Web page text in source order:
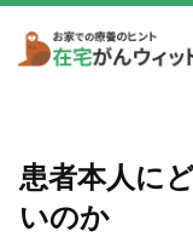
患者本人に
いのか